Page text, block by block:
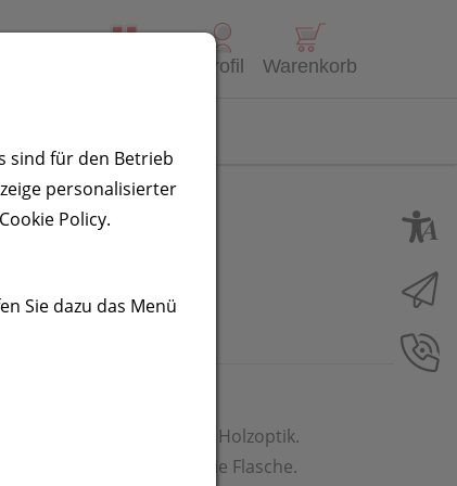
Profil Warenkorb
Edelstahl mit Vakuum in Holzoptik.
Werbung lasern wir auf die Flasche.
sind für den Betrieb
personalisierter
Policy.
Sie dazu das Menü